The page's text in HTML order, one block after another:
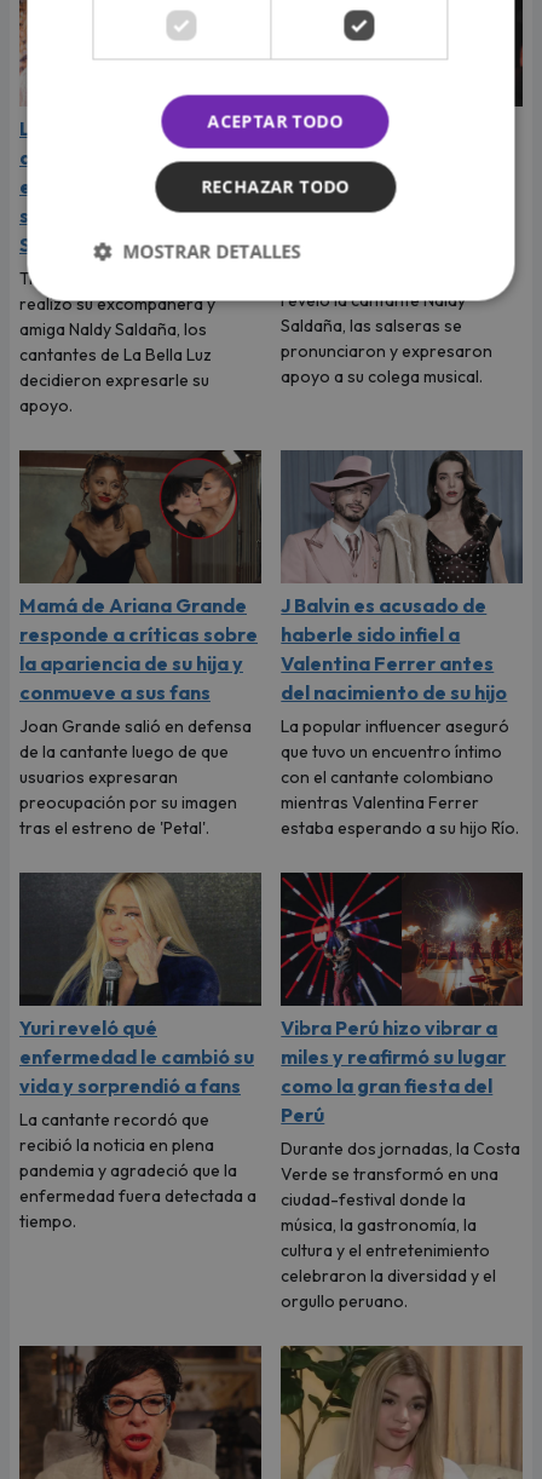
La Bella Luz: cantantes
de la agrupación
expresaron su apoyo y
solidaridad con Naldy
Saldaña
Tras la fuerte denuncia que
realizó su excompañera y
amiga Naldy Saldaña, los
cantantes de La Bella Luz
decidieron expresarle su
apoyo.
Daniela Darcourt, Masiel
Málaga y más salseras
respaldan a Naldy
Saldaña tras su denuncia
Tras la denuncia de
reveló la cantante Naldy
Saldaña, las salseras se
pronunciaron y expresaron
apoyo a su colega musical.
Mamá de Ariana Grande
responde a críticas sobre
la apariencia de su hija y
conmueve a sus fans
Joan Grande salió en defensa
de la cantante luego de que
usuarios expresaran
preocupación por su imagen
tras el estreno de 'Petal'.
J Balvin es acusado de
haberle sido infiel a
Valentina Ferrer antes
del nacimiento de su hijo
La popular influencer aseguró
que tuvo un encuentro íntimo
con el cantante colombiano
mientras Valentina Ferrer
estaba esperando a su hijo Río.
Yuri reveló qué
enfermedad le cambió su
vida y sorprendió a fans
La cantante recordó que
recibió la noticia en plena
pandemia y agradeció que la
enfermedad fuera detectada a
tiempo.
Vibra Perú hizo vibrar a
miles y reafirmó su lugar
como la gran fiesta del
Perú
Durante dos jornadas, la Costa
Verde se transformó en una
ciudad-festival donde la
música, la gastronomía, la
cultura y el entretenimiento
celebraron la diversidad y el
orgullo peruano.
ACEPTAR TODO
RECHAZAR TODO
MOSTRAR DETALLES